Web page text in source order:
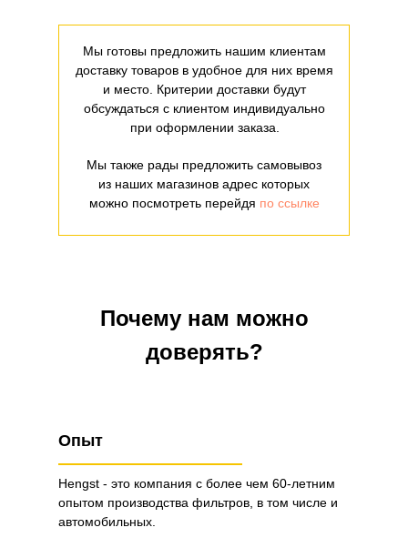
Мы готовы предложить нашим клиентам
доставку товаров в удобное для них время
и место. Критерии доставки будут
обсуждаться с клиентом индивидуально
при оформлении заказа.
Мы также рады предложить самовывоз
из наших магазинов адрес которых
можно посмотреть перейдя по ссылке
Почему нам можно
доверять?
Опыт
Hengst - это компания с более чем 60-летним
опытом производства фильтров, в том числе и
автомобильных.